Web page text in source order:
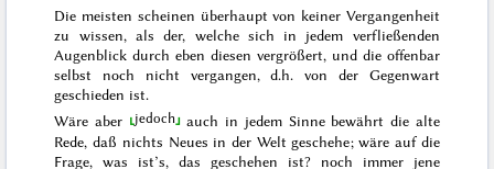
Die meisten scheinen überhaupt von keiner Vergangenheit
zu wissen, als der, welche sich in jedem verfließenden
Augenblick durch eben diesen vergrößert, und die offenbar
selbst noch nicht vergangen, d.h. von der Gegenwart
geschieden ist.
Wäre aber jedoch auch in jedem Sinne bewährt die alte
Rede, daß nichts Neues in der Welt geschehe; wäre auf die
Frage, was ist’s, das geschehen ist? noch immer jene